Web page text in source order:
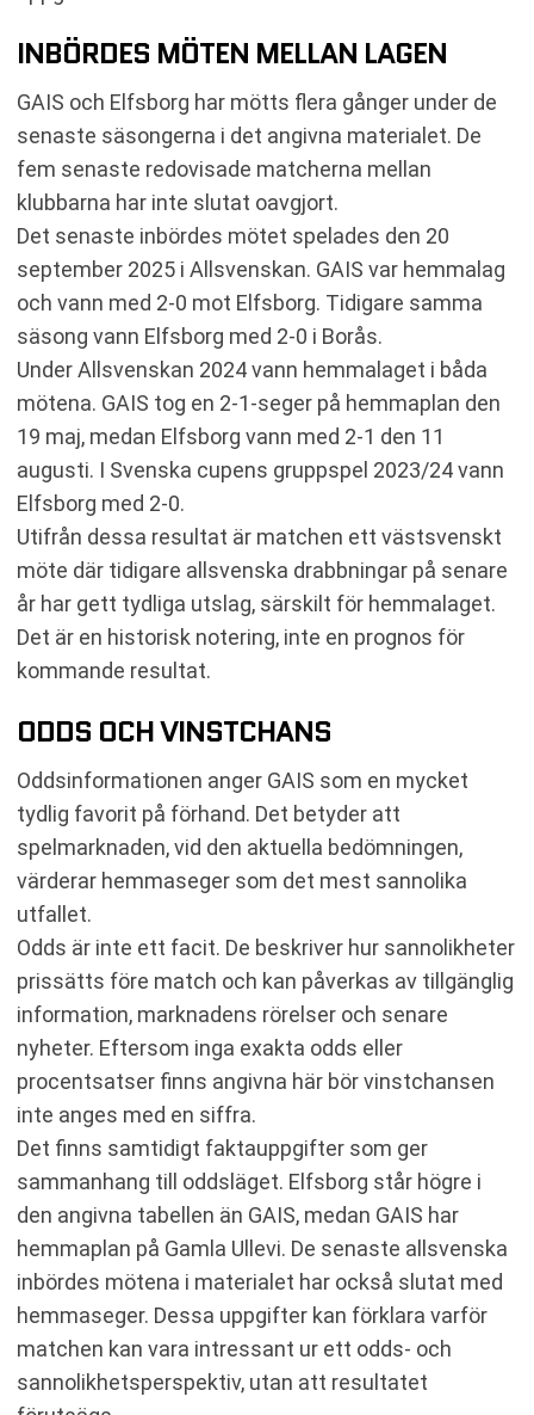
INBÖRDES MÖTEN MELLAN LAGEN
GAIS och Elfsborg har mötts flera gånger under de
senaste säsongerna i det angivna materialet. De
fem senaste redovisade matcherna mellan
klubbarna har inte slutat oavgjort.
Det senaste inbördes mötet spelades den 20
september 2025 i Allsvenskan. GAIS var hemmalag
och vann med 2-0 mot Elfsborg. Tidigare samma
säsong vann Elfsborg med 2-0 i Borås.
Under Allsvenskan 2024 vann hemmalaget i båda
mötena. GAIS tog en 2-1-seger på hemmaplan den
19 maj, medan Elfsborg vann med 2-1 den 11
augusti. I Svenska cupens gruppspel 2023/24 vann
Elfsborg med 2-0.
Utifrån dessa resultat är matchen ett västsvenskt
möte där tidigare allsvenska drabbningar på senare
år har gett tydliga utslag, särskilt för hemmalaget.
Det är en historisk notering, inte en prognos för
kommande resultat.
ODDS OCH VINSTCHANS
Oddsinformationen anger GAIS som en mycket
tydlig favorit på förhand. Det betyder att
spelmarknaden, vid den aktuella bedömningen,
värderar hemmaseger som det mest sannolika
utfallet.
Odds är inte ett facit. De beskriver hur sannolikheter
prissätts före match och kan påverkas av tillgänglig
information, marknadens rörelser och senare
nyheter. Eftersom inga exakta odds eller
procentsatser finns angivna här bör vinstchansen
inte anges med en siffra.
Det finns samtidigt faktauppgifter som ger
sammanhang till oddsläget. Elfsborg står högre i
den angivna tabellen än GAIS, medan GAIS har
hemmaplan på Gamla Ullevi. De senaste allsvenska
inbördes mötena i materialet har också slutat med
hemmaseger. Dessa uppgifter kan förklara varför
matchen kan vara intressant ur ett odds- och
sannolikhetsperspektiv, utan att resultatet